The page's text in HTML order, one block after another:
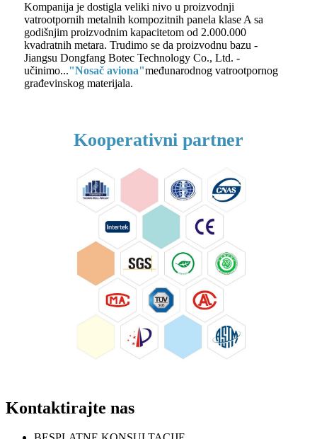
Kompanija je dostigla veliki nivo u proizvodnji
vatrootpornih metalnih kompozitnih panela klase A sa
godišnjim proizvodnim kapacitetom od 2.000.000
kvadratnih metara. Trudimo se da proizvodnu bazu -
Jiangsu Dongfang Botec Technology Co., Ltd. -
učinimo..."Nosač aviona"međunarodnog vatrootpornog
građevinskog materijala.
Kooperativni partner
Kontaktirajte nas